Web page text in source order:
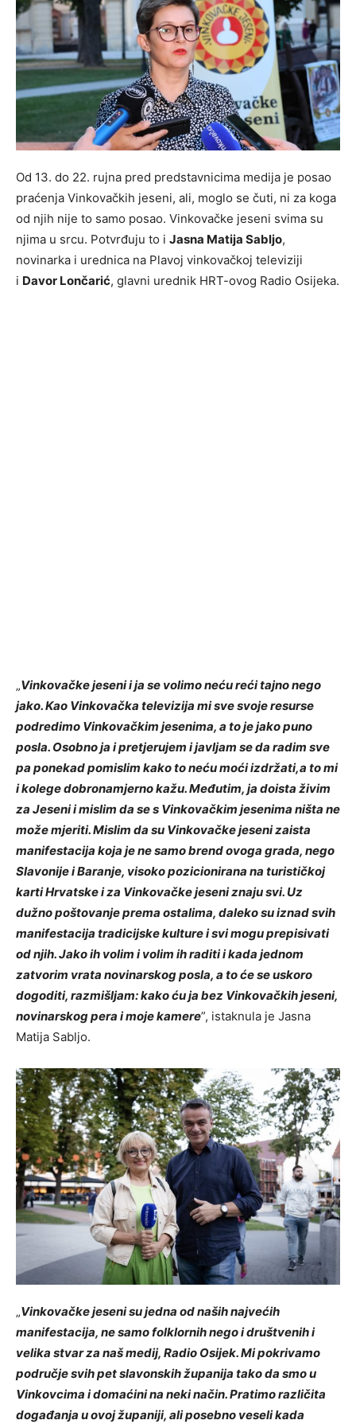
Od 13. do 22. rujna pred predstavnicima medija je posao
praćenja Vinkovačkih jeseni, ali, moglo se čuti, ni za koga
od njih nije to samo posao. Vinkovačke jeseni svima su
njima u srcu. Potvrđuju to i Jasna Matija Sabljo,
novinarka i urednica na Plavoj vinkovačkoj televiziji
i Davor Lončarić, glavni urednik HRT-ovog Radio Osijeka.
„Vinkovačke jeseni i ja se volimo neću reći tajno nego
jako. Kao Vinkovačka televizija mi sve svoje resurse
podredimo Vinkovačkim jesenima, a to je jako puno
posla. Osobno ja i pretjerujem i javljam se da radim sve
pa ponekad pomislim kako to neću moći izdržati,a to mi
i kolege dobronamjerno kažu. Međutim, ja doista živim
za Jeseni i mislim da se s Vinkovačkim jesenima ništa ne
može mjeriti. Mislim da su Vinkovačke jeseni zaista
manifestacija koja je ne samo brend ovoga grada, nego
Slavonije i Baranje, visoko pozicionirana na turističkoj
karti Hrvatske i za Vinkovačke jeseni znaju svi. Uz
dužno poštovanje prema ostalima, daleko su iznad svih
manifestacija tradicijske kulture i svi mogu prepisivati
od njih. Jako ih volim i volim ih raditi i kada jednom
zatvorim vrata novinarskog posla, a to će se uskoro
dogoditi, razmišljam: kako ću ja bez Vinkovačkih jeseni,
novinarskog pera i moje kamere”, istaknula je Jasna
Matija Sabljo.
„Vinkovačke jeseni su jedna od naših najvećih
manifestacija, ne samo folklornih nego i društvenih i
velika stvar za naš medij, Radio Osijek. Mi pokrivamo
područje svih pet slavonskih županija tako da smo u
Vinkovcima i domaćini na neki način. Pratimo različita
događanja u ovoj županiji, ali posebno veseli kada